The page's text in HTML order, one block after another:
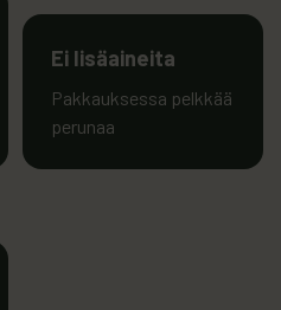
Ei lisäaineita
Pakkauksessa pelkkää
perunaa